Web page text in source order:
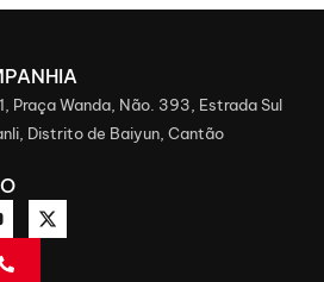
Praça Wanda, Não. 393, Estrada Sul
Distrito de Baiyun, Cantão